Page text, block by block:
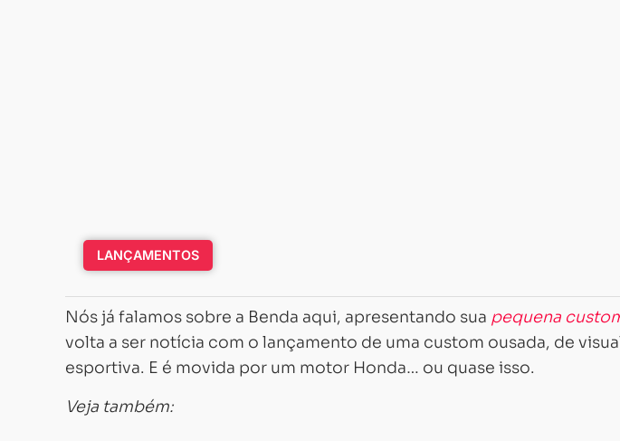
LANÇAMENTOS
Nós já falamos sobre a Benda aqui, apresentando sua pequena
volta a ser notícia com o lançamento de uma custom ousada, de
esportiva. E é movida por um motor Honda… ou quase isso.
Veja também: